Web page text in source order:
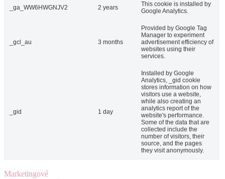
_ga_WW6HWGNJV2 2 years
This cookie is installed by
Google Analytics.
_gcl_au 3 months
Provided by Google Tag
Manager to experiment
advertisement efficiency of
websites using their
services.
_gid 1 day
Installed by Google
Analytics, _gid cookie
stores information on how
visitors use a website,
while also creating an
analytics report of the
website's performance.
Some of the data that are
collected include the
number of visitors, their
source, and the pages
they visit anonymously.
Marketingové